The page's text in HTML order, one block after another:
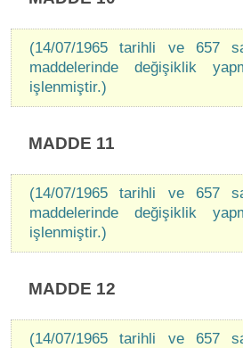
(14/07/1965 tarihli ve 657
maddelerinde değişiklik
işlenmiştir.)
MADDE 11
(14/07/1965 tarihli ve 657
maddelerinde değişiklik
işlenmiştir.)
MADDE 12
(14/07/1965 tarihli ve 657